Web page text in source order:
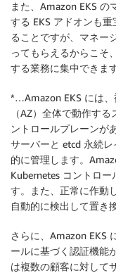
また、Amazon EKS
する EKS アドオンも
ることですが、マネー
ってもらえるからこそ
する業務に集中できます
*…Amazon EKS には、
（AZ）全体で動作す
ントロールプレーンが
サーバーと etcd 永続
的に管理します。
Kubernetes コントロ
す。また、正常に作動
自動的に検出して置き
さらに、Amazon EKS
ールに基づく認証機能
は複数の顧客に対して